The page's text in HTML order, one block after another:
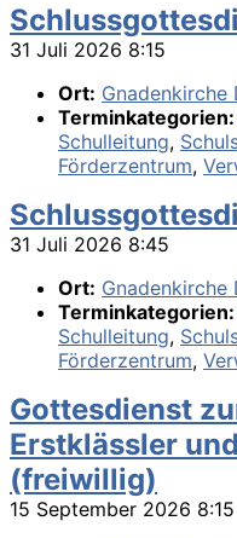
31 Juli 2026 8:15
Ort: Gnadenkirche
Terminkategorien:
Schulleitung,
Förderzentrum,
31 Juli 2026 8:45
Ort: Gnadenkirche
Terminkategorien:
Schulleitung,
Förderzentrum,
Gottesdienst
Erstklässler
(freiwillig)
15 September 2026 8:15